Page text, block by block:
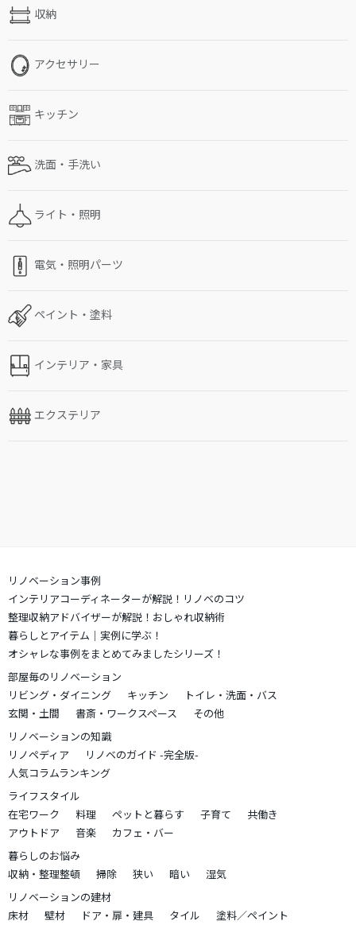
収納
アクセサリー
キッチン
洗面・手洗い
ライト・照明
電気・照明パーツ
ペイント・塗料
インテリア・家具
エクステリア
リノベーション事例
インテリアコーディネーターが解説！リノベのコツ
整理収納アドバイザーが解説！おしゃれ収納術
暮らしとアイテム｜実例に学ぶ！
オシャレな事例をまとめてみましたシリーズ！
部屋毎のリノベーション
リビング・ダイニング
キッチン
トイレ・洗面・バス
玄関・土間
書斎・ワークスペース
その他
リノベーションの知識
リノペディア
リノベのガイド -完全版-
人気コラムランキング
ライフスタイル
在宅ワーク
料理 ペットと暮らす 子育て
共働き
アウトドア
音楽
カフェ・バー
暮らしのお悩み
収納・整理整頓
掃除 狭い 暗い
湿気
リノベーションの建材
床材
壁材 ドア・扉・建具 タイル 塗料／ペイント